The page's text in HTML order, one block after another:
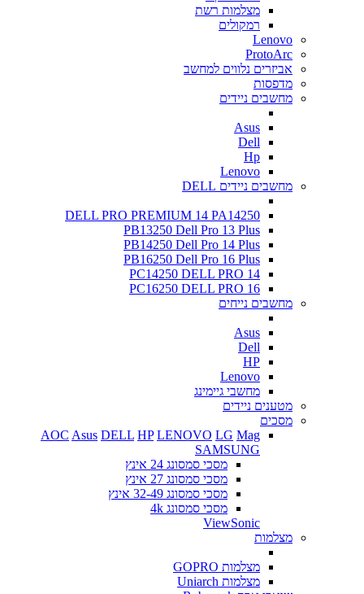
מצלמות רשת
רמקולים
Lenovo
ProtoArc
אביזרים נלווים למחשב
מדפסות
מחשבים ניידים
Asus
Dell
Hp
Lenovo
מחשבים ניידים DELL
DELL PRO PREMIUM 14 PA14250
PB13250 Dell Pro 13 Plus
PB14250 Dell Pro 14 Plus
PB16250 Dell Pro 16 Plus
PC14250 DELL PRO 14
PC16250 DELL PRO 16
מחשבים נייחים
Asus
Dell
HP
Lenovo
מחשבי גיימינג
מטענים ניידים
מסכים
AOC Asus DELL HP LENOVO LG Mag
SAMSUNG
מסכי סמסונג 24 אינץ
מסכי סמסונג 27 אינץ
מסכי סמסונג 32-49 אינץ
מסכי סמסונג 4k
ViewSonic
מצלמות
מצלמות GOPRO
מצלמות Uniarch